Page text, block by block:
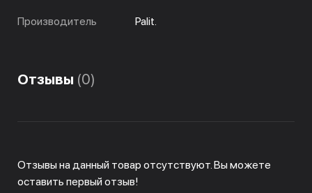
Производитель Palit.
Отзывы (0)
Отзывы на данный товар отсутствуют. Вы можете
оставить первый отзыв!